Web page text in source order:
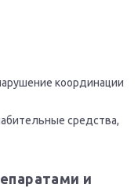
координации
средства,
и